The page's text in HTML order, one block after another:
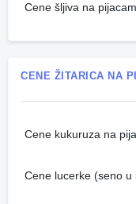
Cene šljiva na
CENE ŽITARICA NA
Cene kukuruza na
Cene lucerke (seno